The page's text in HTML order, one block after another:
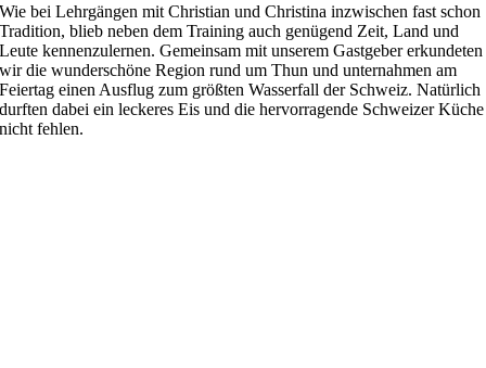
Wie bei Lehrgängen mit Christian und Christina inzwischen fast schon
Tradition, blieb neben dem Training auch genügend Zeit, Land und
Leute kennenzulernen. Gemeinsam mit unserem Gastgeber erkundeten
wir die wunderschöne Region rund um Thun und unternahmen am
Feiertag einen Ausflug zum größten Wasserfall der Schweiz. Natürlich
durften dabei ein leckeres Eis und die hervorragende Schweizer Küche
nicht fehlen.